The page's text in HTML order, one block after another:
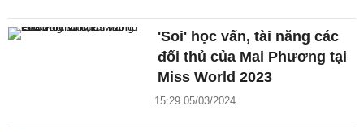
'Soi' học vấn, tài năng các
đối thủ của Mai Phương tại
Miss World 2023
15:29 05/03/2024